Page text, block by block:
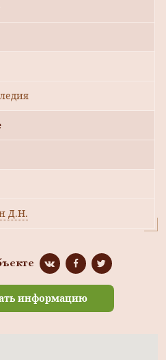
Д.Н.
информацию